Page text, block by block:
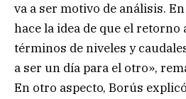
va a ser motivo de análisis.
hace la idea de que el
términos de niveles y
a ser un día para el otro»,
En otro aspecto, Borús